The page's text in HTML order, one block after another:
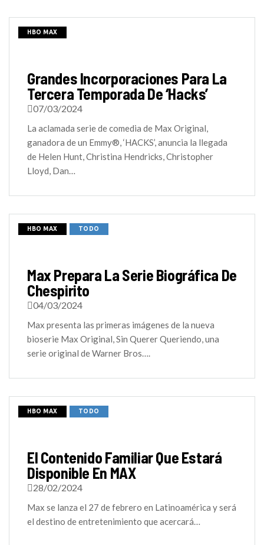
HBO MAX
Grandes Incorporaciones Para La
Tercera Temporada De ‘Hacks’
07/03/2024
La aclamada serie de comedia de Max Original,
ganadora de un Emmy®, ‘HACKS’, anuncia la llegada
de Helen Hunt, Christina Hendricks, Christopher
Lloyd, Dan…
HBO MAX TODO
Max Prepara La Serie Biográfica De
Chespirito
04/03/2024
Max presenta las primeras imágenes de la nueva
bioserie Max Original, Sin Querer Queriendo, una
serie original de Warner Bros….
HBO MAX TODO
El Contenido Familiar Que Estará
Disponible En MAX
28/02/2024
Max se lanza el 27 de febrero en Latinoamérica y será
el destino de entretenimiento que acercará…